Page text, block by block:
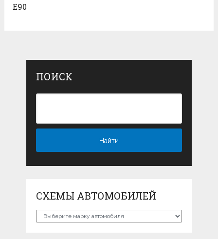
E90
ПОИСК
СХЕМЫ АВТОМОБИЛЕЙ
Схемы